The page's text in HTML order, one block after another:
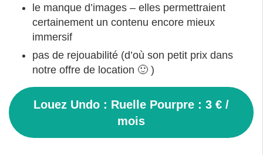
le manque d’images – elles permettraient
certainement un contenu encore mieux
immersif
pas de rejouabilité (d’où son petit prix dans
notre offre de location 🙂 )
Louez Undo : Ruelle Pourpre : 3 € /
mois